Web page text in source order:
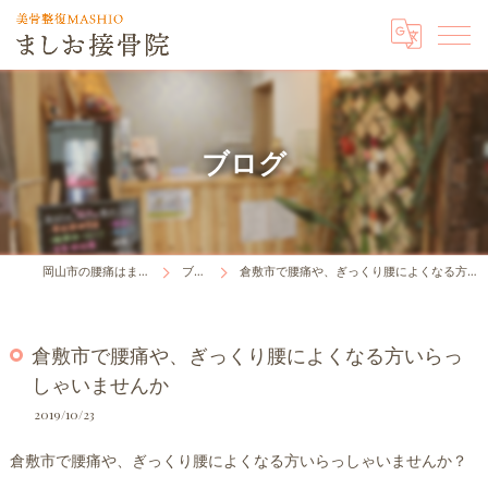
ブログ
岡山市の腰痛はましお接骨院 ブログ 倉敷市で腰痛や、ぎっくり腰によくなる方いらっしゃいませんか
倉敷市で腰痛や、ぎっくり腰によくなる方いらっ
しゃいませんか
2019/10/23
倉敷市で腰痛や、ぎっくり腰によくなる方いらっしゃいませんか？